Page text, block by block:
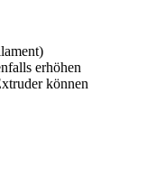
erhöhen
können